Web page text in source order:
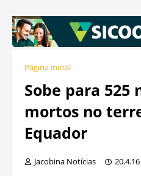
Página inicial
Sobe para 525
mortos no
Equador
Jacobina Notícias 20.4.16